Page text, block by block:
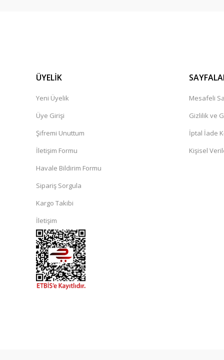
ÜYELİK
Yeni Üyelik
Üye Girişi
Şifremi Unuttum
İletişim Formu
Havale Bildirim Formu
Sipariş Sorgula
Kargo Takibi
İletişim
Mesafeli
Gizlilik ve
İptal İade
Kişisel